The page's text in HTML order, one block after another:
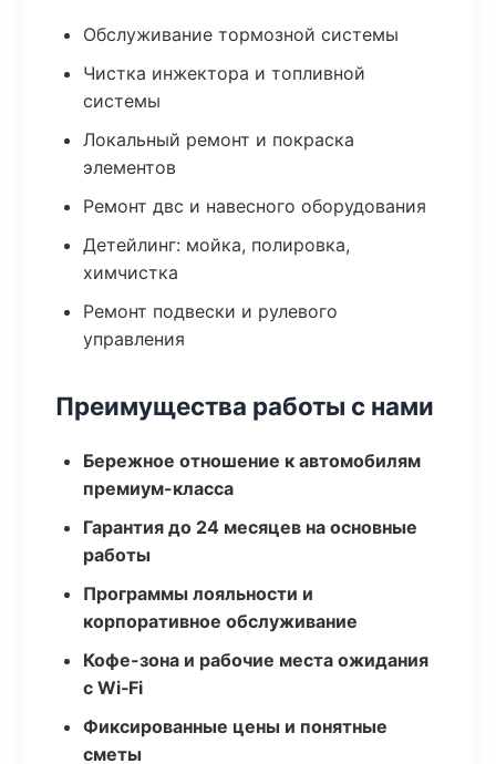
Обслуживание тормозной системы
Чистка инжектора и топливной
системы
Локальный ремонт и покраска
элементов
Ремонт двс и навесного оборудования
Детейлинг: мойка, полировка,
химчистка
Ремонт подвески и рулевого
управления
Преимущества работы с нами
Бережное отношение к автомобилям
премиум-класса
Гарантия до 24 месяцев на основные
работы
Программы лояльности и
корпоративное обслуживание
Кофе-зона и рабочие места ожидания
с Wi‑Fi
Фиксированные цены и понятные
сметы